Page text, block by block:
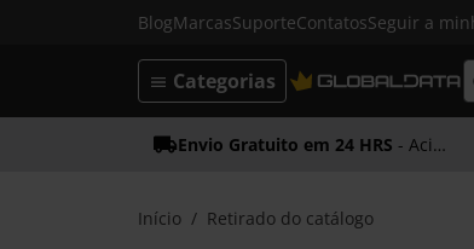
BlogMarcasSuporteContatosSeguir a
Categorias
Envio Gratuito em 24 HRS - Acima dos 50€
Início Retirado do catálogo